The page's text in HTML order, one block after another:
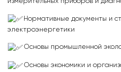
Нормативные документы и
электроэнергетики
Основы промышленной
Основы экономики и